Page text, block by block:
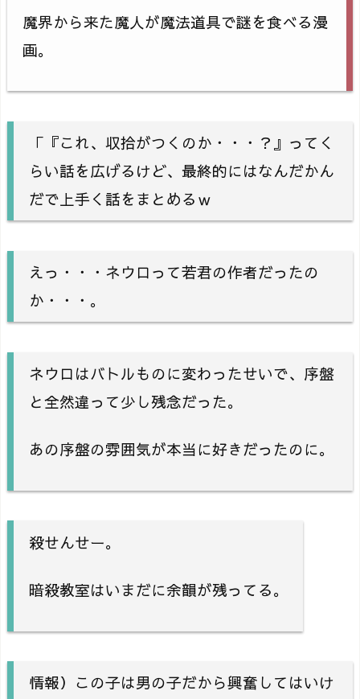
魔界から来た魔人が魔法道具で謎を食べる漫
画。
「『これ、収拾がつくのか・・・？』ってく
らい話を広げるけど、最終的にはなんだかん
だで上手く話をまとめるｗ
えっ・・・ネウロって若君の作者だったの
か・・・。
ネウロはバトルものに変わったせいで、序盤
と全然違って少し残念だった。
あの序盤の雰囲気が本当に好きだったのに。
殺せんせー。
暗殺教室はいまだに余韻が残ってる。
情報）この子は男の子だから興奮してはいけ